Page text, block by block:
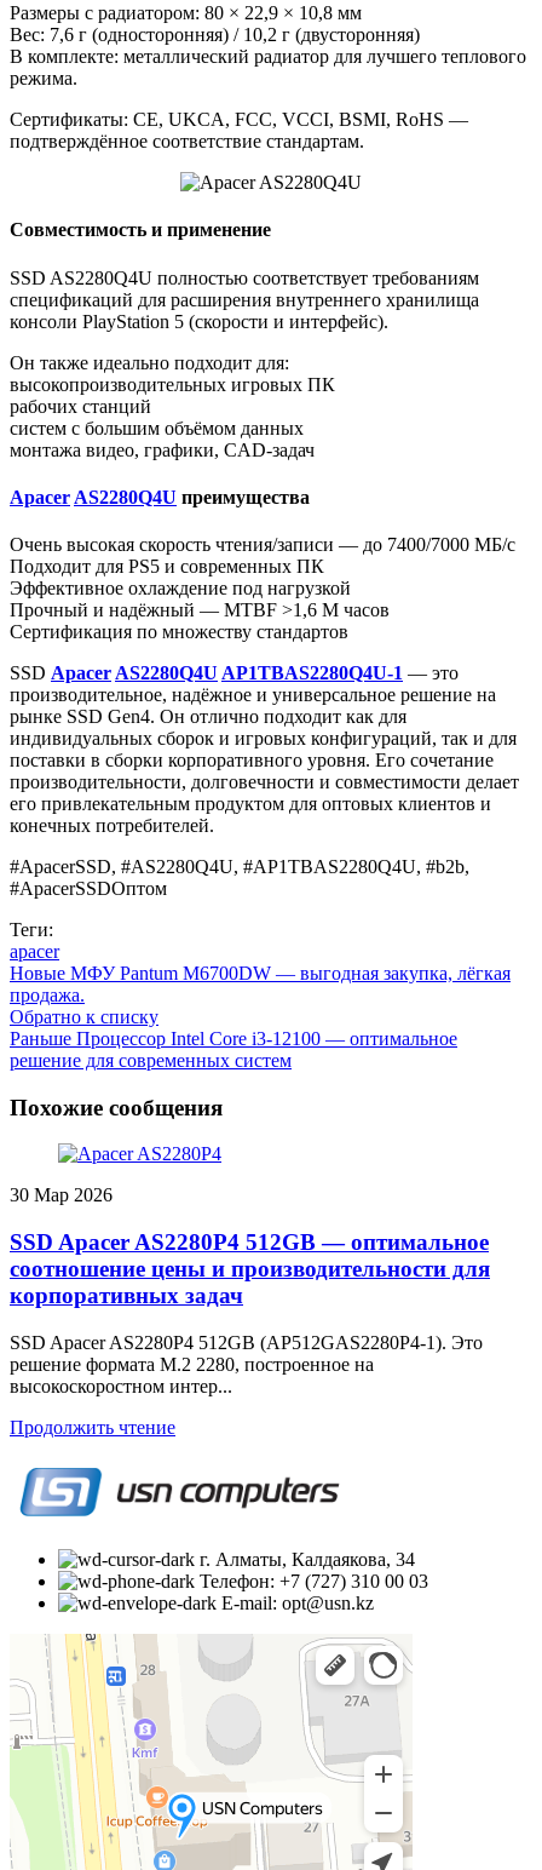
Размеры с радиатором: 80 × 22,9 × 10,8 мм
Вес: 7,6 г (односторонняя) / 10,2 г (двусторонняя)
В комплекте: металлический радиатор для лучшего теплового
режима.
Сертификаты: CE, UKCA, FCC, VCCI, BSMI, RoHS —
подтверждённое соответствие стандартам.
Совместимость и применение
SSD AS2280Q4U полностью соответствует требованиям
спецификаций для расширения внутреннего хранилища
консоли PlayStation 5 (скорости и интерфейс).
Он также идеально подходит для:
высокопроизводительных игровых ПК
рабочих станций
систем с большим объёмом данных
монтажа видео, графики, CAD-задач
Apacer AS2280Q4U преимущества
Очень высокая скорость чтения/записи — до 7400/7000 МБ/с
Подходит для PS5 и современных ПК
Эффективное охлаждение под нагрузкой
Прочный и надёжный — MTBF >1,6 M часов
Сертификация по множеству стандартов
SSD Apacer AS2280Q4U AP1TBAS2280Q4U-1 — это
производительное, надёжное и универсальное решение на
рынке SSD Gen4. Он отлично подходит как для
индивидуальных сборок и игровых конфигураций, так и для
поставки в сборки корпоративного уровня. Его сочетание
производительности, долговечности и совместимости делает
его привлекательным продуктом для оптовых клиентов и
конечных потребителей.
#ApacerSSD, #AS2280Q4U, #AP1TBAS2280Q4U, #b2b,
#ApacerSSDОптом
Теги:
apacer
Новые МФУ Pantum M6700DW — выгодная закупка, лёгкая
продажа.
Обратно к списку
Раньше Процессор Intel Core i3-12100 — оптимальное
решение для современных систем
Похожие сообщения
30 Мар 2026
SSD Apacer AS2280P4 512GB — оптимальное
соотношение цены и производительности для
корпоративных задач
SSD Apacer AS2280P4 512GB (AP512GAS2280P4-1). Это
решение формата M.2 2280, построенное на
высокоскоростном интер...
Продолжить чтение
г. Алматы, Калдаякова, 34
Телефон: +7 (727) 310 00 03
E-mail: opt@usn.kz